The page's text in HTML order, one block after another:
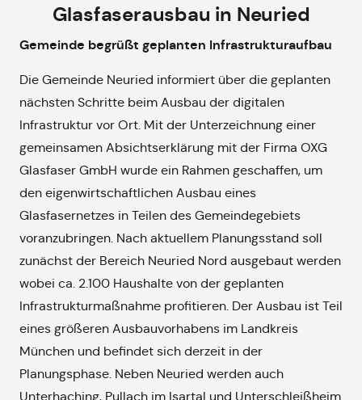
Glasfaserausbau in Neuried
Gemeinde begrüßt geplanten Infrastrukturaufbau
Die Gemeinde Neuried informiert über die geplanten
nächsten Schritte beim Ausbau der digitalen
Infrastruktur vor Ort. Mit der Unterzeichnung einer
gemeinsamen Absichtserklärung mit der Firma OXG
Glasfaser GmbH wurde ein Rahmen geschaffen, um
den eigenwirtschaftlichen Ausbau eines
Glasfasernetzes in Teilen des Gemeindegebiets
voranzubringen. Nach aktuellem Planungsstand soll
zunächst der Bereich Neuried Nord ausgebaut werden
wobei ca. 2.100 Haushalte von der geplanten
Infrastrukturmaßnahme profitieren. Der Ausbau ist Teil
eines größeren Ausbauvorhabens im Landkreis
München und befindet sich derzeit in der
Planungsphase. Neben Neuried werden auch
Unterhaching, Pullach im Isartal und Unterschleißheim